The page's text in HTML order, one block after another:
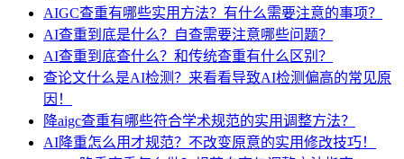
AIGC查重有哪些实用方法？有什么需要注意的事项？
AI查重到底是什么？自查需要注意哪些问题？
AI查重到底查什么？和传统查重有什么区别？
查论文什么是AI检测？来看看导致AI检测偏高的常见原
因！
降aigc查重有哪些符合学术规范的实用调整方法？
AI降重怎么用才规范？不改变原意的实用修改技巧！